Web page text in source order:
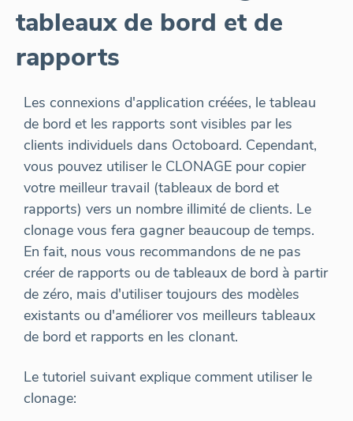
tableaux de bord et de
rapports
Les connexions d'application créées, le tableau
de bord et les rapports sont visibles par les
clients individuels dans Octoboard. Cependant,
vous pouvez utiliser le CLONAGE pour copier
votre meilleur travail (tableaux de bord et
rapports) vers un nombre illimité de clients. Le
clonage vous fera gagner beaucoup de temps.
En fait, nous vous recommandons de ne pas
créer de rapports ou de tableaux de bord à partir
de zéro, mais d'utiliser toujours des modèles
existants ou d'améliorer vos meilleurs tableaux
de bord et rapports en les clonant.
Le tutoriel suivant explique comment utiliser le
clonage: